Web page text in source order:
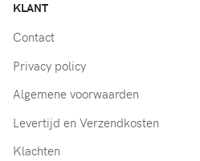
KLANT
Contact
Privacy policy
Algemene voorwaarden
Levertijd en Verzendkosten
Klachten